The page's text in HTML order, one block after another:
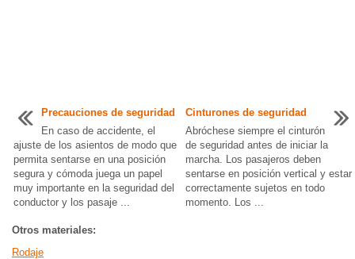
Precauciones de seguridad
En caso de accidente, el
ajuste de los asientos de modo que
permita sentarse en una posición
segura y cómoda juega un papel
muy importante en la seguridad del
conductor y los pasaje ...
Cinturones de seguridad
Abróchese siempre el cinturón
de seguridad antes de iniciar la
marcha. Los pasajeros deben
sentarse en posición vertical y estar
correctamente sujetos en todo
momento. Los ...
Otros materiales:
Rodaje